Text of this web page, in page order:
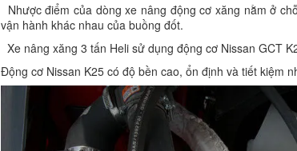
Nhược điểm của dòng xe nâng động cơ xăng nằm ở
vận hành khác nhau của buồng đốt.
Xe nâng xăng 3 tấn Heli sử dụng động cơ Nissan GCT
Động cơ Nissan K25 có độ bền cao, ổn định và tiết kiệm